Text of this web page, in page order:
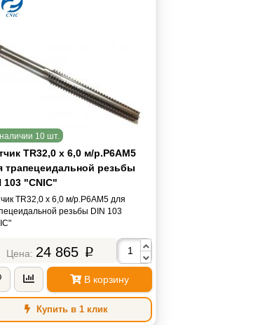
10 шт.
TR32,0 х 6,0 м/р.Р6АМ5
трапецеидальной резьбы
103 "CNIC"
TR32,0 х 6,0 м/р.Р6АМ5 для
резьбы DIN 103
24 865 p
В корзину
Купить в 1 клик